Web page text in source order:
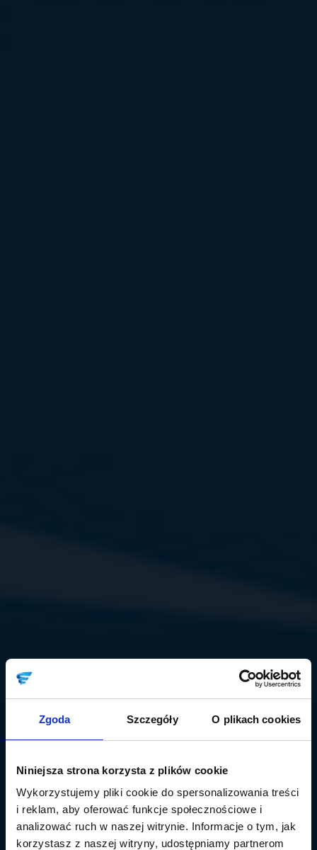
Zgoda Szczegóły O plikach cookies
Niniejsza strona korzysta z plików cookie
Wykorzystujemy pliki cookie do spersonalizowania treści
i reklam, aby oferować funkcje społecznościowe i
analizować ruch w naszej witrynie. Informacje o tym, jak
korzystasz z naszej witryny, udostępniamy partnerom